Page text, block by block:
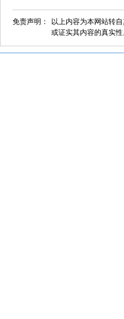
免责声明：
以上内容为本网站转
或证实其内容的真实